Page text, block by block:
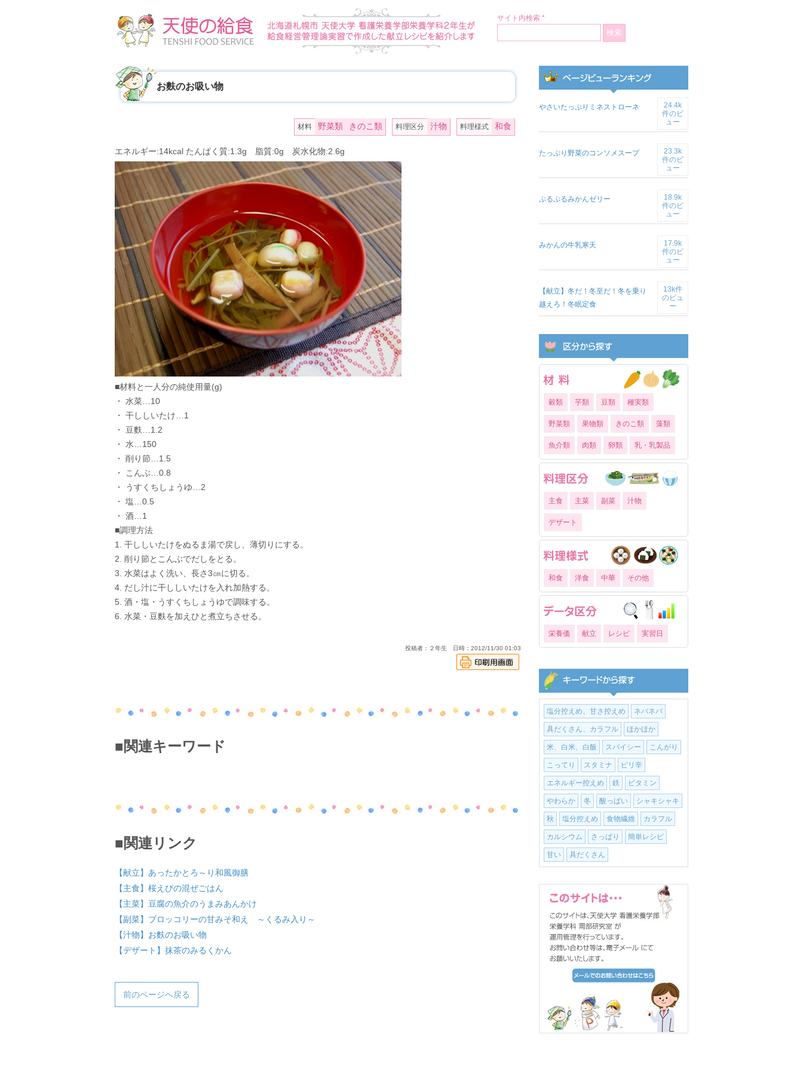
サイト内検索 *
お麩のお吸い物
材料 野菜類 きのこ類 料理区分 汁物 料理様式 和食
エネルギー:14kcal たんぱく質:1.3g 脂質:0g 炭水化物:2.6g
■材料と一人分の純使用量(g)
・ 水菜…10
・ 干ししいたけ…1
・ 豆麩…1.2
・ 水…150
・ 削り節…1.5
・ こんぶ…0.8
・ うすくちしょうゆ…2
・ 塩…0.5
・ 酒…1
■調理方法
1. 干ししいたけをぬるま湯で戻し、薄切りにする。
2. 削り節とこんぶでだしをとる。
3. 水菜はよく洗い、長さ3㎝に切る。
4. だし汁に干ししいたけを入れ加熱する。
5. 酒・塩・うすくちしょうゆで調味する。
6. 水菜・豆麩を加えひと煮立ちさせる。
投稿者：２年生 日時：2012/11/30 01:03
■関連キーワード
■関連リンク
【献立】あったかとろ～り和風御膳
【主食】桜えびの混ぜごはん
【主菜】豆腐の魚介のうまみあんかけ
【副菜】ブロッコリーの甘みそ和え ～くるみ入り～
【汁物】お麩のお吸い物
【デザート】抹茶のみるくかん
前のページへ戻る
やさいたっぷりミネストローネ
24.4k
件のビ
ュー
たっぷり野菜のコンソメスープ
23.3k
件のビ
ュー
ぷるぷるみかんゼリー
18.9k
件のビ
ュー
みかんの牛乳寒天
17.9k
件のビ
ュー
【献立】冬だ！冬至だ！冬を乗り
越えろ！冬眠定食
13k件
のビュ
ー
穀類 芋類 豆類 種実類
野菜類 果物類 きのこ類 藻類
魚介類 肉類 卵類 乳・乳製品
主食 主菜 副菜 汁物
デザート
和食 洋食 中華 その他
栄養価 献立 レシピ 実習日
塩分控えめ、甘さ控えめ ネバネバ
具だくさん、カラフル ほかほか
米、白米、白飯 スパイシー こんがり
こってり スタミナ ピリ辛
エネルギー控えめ 鉄 ビタミン
やわらか 冬 酸っぱい シャキシャキ
秋 塩分控えめ 食物繊維 カラフル
カルシウム さっぱり 簡単レシピ
甘い 具だくさん